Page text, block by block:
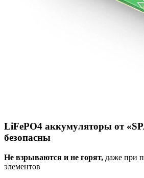
LiFePO4 аккумуляторы от
безопасны
Не взрываются и не горят, даже при
элементов